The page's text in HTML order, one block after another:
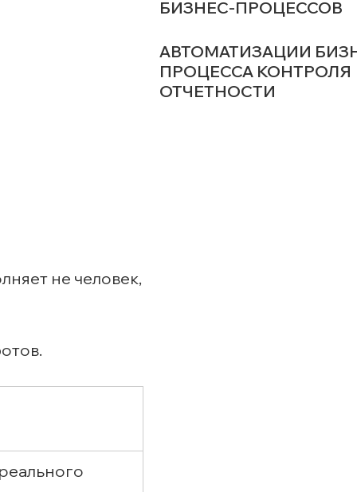
не человек,
БИЗНЕС-ПРОЦЕССОВ
АВТОМАТИЗАЦИИ
ПРОЦЕССА КОНТРОЛЯ
ОТЧЕТНОСТИ